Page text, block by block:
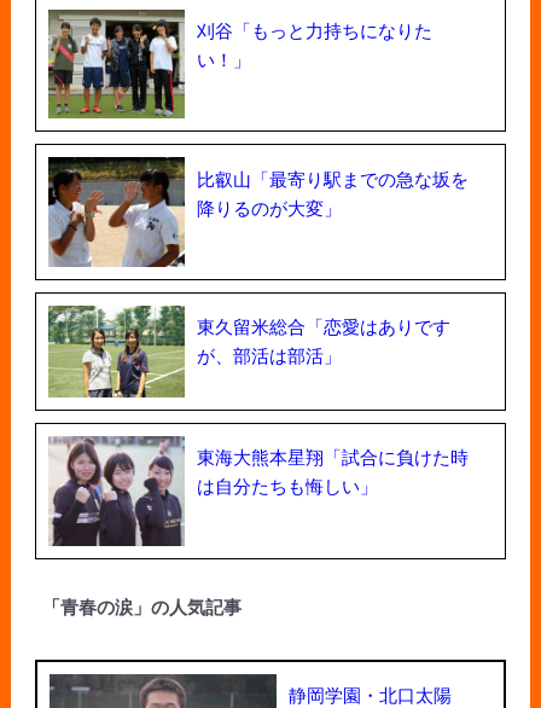
刈谷「もっと力持ちになりた
い！」
比叡山「最寄り駅までの急な坂を
降りるのが大変」
東久留米総合「恋愛はありです
が、部活は部活」
東海大熊本星翔「試合に負けた時
は自分たちも悔しい」
「青春の涙」の人気記事
静岡学園・北口太陽